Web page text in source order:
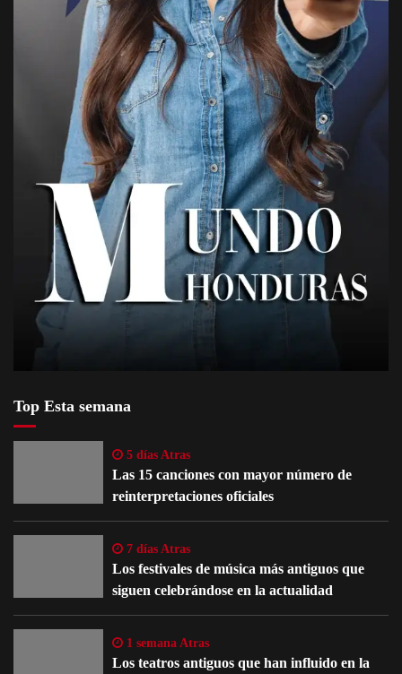
Top Esta semana
5 días Atras
Las 15 canciones con mayor número de
reinterpretaciones oficiales
7 días Atras
Los festivales de música más antiguos que
siguen celebrándose en la actualidad
1 semana Atras
Los teatros antiguos que han influido en la